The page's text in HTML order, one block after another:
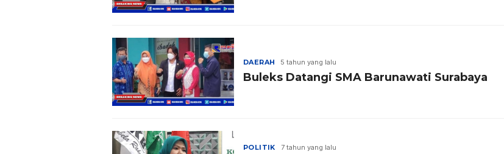
DAERAH 5 tahun yang lalu
Buleks Datangi SMA Barunawati Surabaya
POLITIK 7 tahun yang lalu